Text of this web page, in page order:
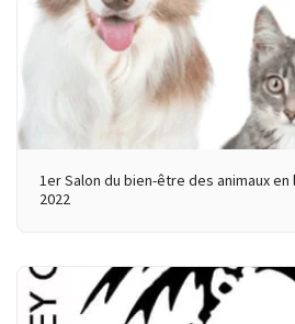
1er Salon du bien-être des animaux
2022